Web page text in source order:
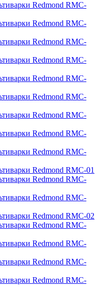
Redmond RMC-
Redmond RMC-
Redmond RMC-
Redmond RMC-
Redmond RMC-
Redmond RMC-
Redmond RMC-
Redmond RMC-
Redmond RMC-
Redmond RMC-01
Redmond RMC-
Redmond RMC-
Redmond RMC-02
Redmond RMC-
Redmond RMC-
Redmond RMC-
Redmond RMC-